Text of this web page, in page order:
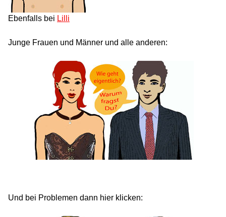
Ebenfalls bei Lilli
Junge Frauen und Männer und alle anderen:
Und bei Problemen dann hier klicken: